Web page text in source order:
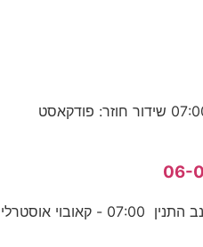
בונדספוד - אלמוג כהן 06:00 - 07:00 שידור חוזר: פודקאסט